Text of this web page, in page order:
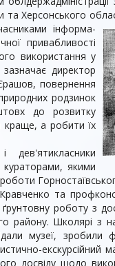
та Херсонського
інформа­
привабливості
використання у
дирек­тор
по­вернення
родзинок
до розвитку
краще, а робити їх
якими
та
роботу з
району. Шко­лярі з
музеї, зробили
екскурсійний
досвіду щодо